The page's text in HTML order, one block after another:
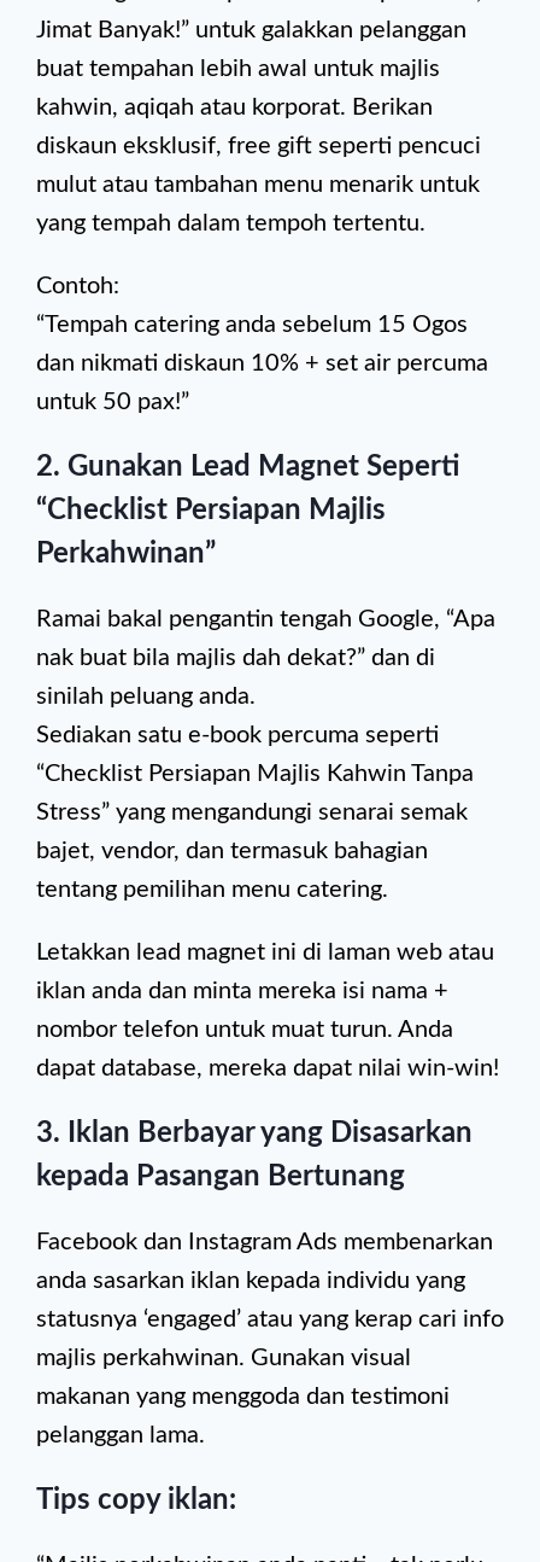
Jimat Banyak!” untuk galakkan pelanggan
buat tempahan lebih awal untuk majlis
kahwin, aqiqah atau korporat. Berikan
diskaun eksklusif, free gift seperti pencuci
mulut atau tambahan menu menarik untuk
yang tempah dalam tempoh tertentu.
Contoh:
“Tempah catering anda sebelum 15 Ogos
dan nikmati diskaun 10% + set air percuma
untuk 50 pax!”
2. Gunakan Lead Magnet Seperti
“Checklist Persiapan Majlis
Perkahwinan”
Ramai bakal pengantin tengah Google, “Apa
nak buat bila majlis dah dekat?” dan di
sinilah peluang anda.
Sediakan satu e-book percuma seperti
“Checklist Persiapan Majlis Kahwin Tanpa
Stress” yang mengandungi senarai semak
bajet, vendor, dan termasuk bahagian
tentang pemilihan menu catering.
Letakkan lead magnet ini di laman web atau
iklan anda dan minta mereka isi nama +
nombor telefon untuk muat turun. Anda
dapat database, mereka dapat nilai win-win!
3. Iklan Berbayar yang Disasarkan
kepada Pasangan Bertunang
Facebook dan Instagram Ads membenarkan
anda sasarkan iklan kepada individu yang
statusnya ‘engaged’ atau yang kerap cari info
majlis perkahwinan. Gunakan visual
makanan yang menggoda dan testimoni
pelanggan lama.
Tips copy iklan: